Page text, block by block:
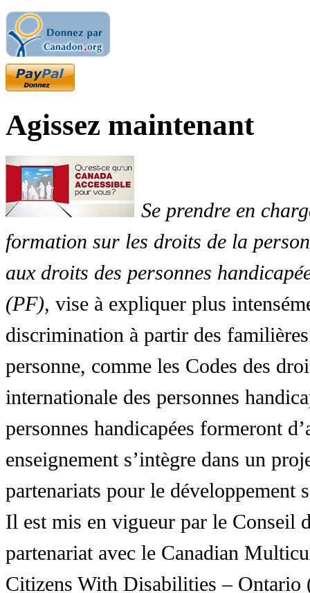
Agissez maintenant
Se prendre en
formation sur les droits de la
aux droits des personnes
(PF), vise à expliquer plus
discrimination à partir des
personne, comme les Codes des
internationale des personnes
personnes handicapées formeront
enseignement s’intègre dans un
partenariats pour le développement
Il est mis en vigueur par le Conseil
partenariat avec le Canadian
Citizens With Disabilities – Ontario